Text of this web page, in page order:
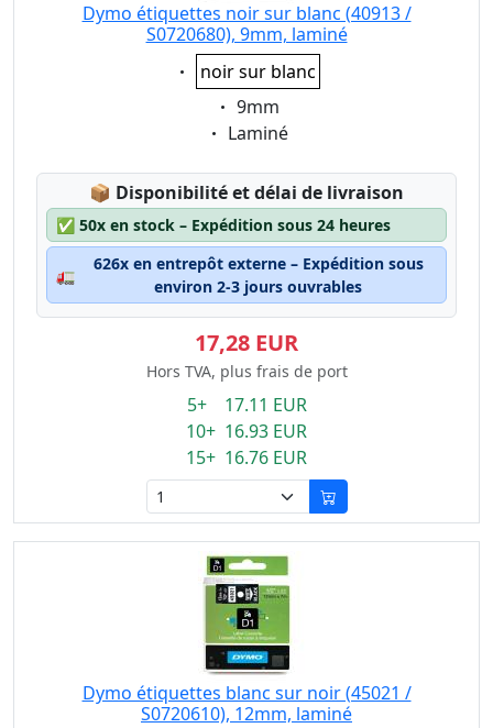
Dymo étiquettes noir sur blanc (40913 /
S0720680), 9mm, laminé
Eigenschaft:
noir sur blanc
Eigenschaft:
9mm
Eigenschaft:
Laminé
📦 Lagerstatus:
Disponibilité et délai de livraison
✅ 50x en stock – Expédition sous 24 heures
🚛
626x en entrepôt externe – Expédition sous
environ 2-3 jours ouvrables
17,28 EUR
Hors TVA, plus frais de port
5+ 17.11 EUR
10+ 16.93 EUR
15+ 16.76 EUR
Dymo étiquettes blanc sur noir (45021 /
S0720610), 12mm, laminé